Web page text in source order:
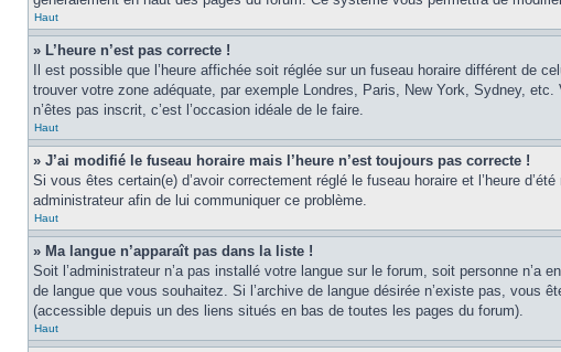
Haut
» L’heure n’est pas correcte !
Il est possible que l’heure affichée soit réglée sur un fuseau horaire différent de
trouver votre zone adéquate, par exemple Londres, Paris, New York, Sydney,
n’êtes pas inscrit, c’est l’occasion idéale de le faire.
Haut
» J’ai modifié le fuseau horaire mais l’heure n’est toujours pas correcte !
Si vous êtes certain(e) d’avoir correctement réglé le fuseau horaire et l’heure
administrateur afin de lui communiquer ce problème.
Haut
» Ma langue n’apparaît pas dans la liste !
Soit l’administrateur n’a pas installé votre langue sur le forum, soit personne n’a
de langue que vous souhaitez. Si l’archive de langue désirée n’existe pas, vous
(accessible depuis un des liens situés en bas de toutes les pages du forum).
Haut